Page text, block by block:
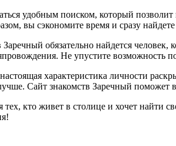
удобным поиском, который
вы сэкономите время и сразу
обязательно найдется
Не упустите возможность
характеристика личности
Сайт знакомств Заречный
кто живет в столице и хочет